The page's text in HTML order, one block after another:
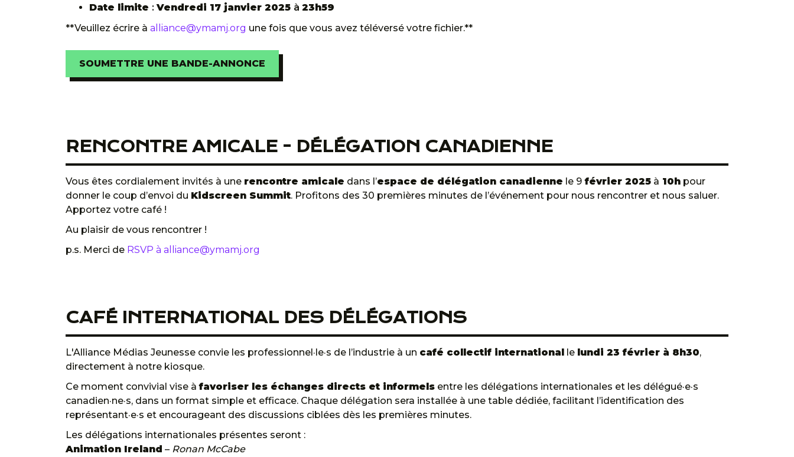
Date limite :Vendredi 17 janvier 2025 à 23h59
**Veuillez écrire à alliance@ymamj.org une fois que vous avez téléversé votre fichier.**
SOUMETTRE UNE BANDE-ANNONCE
RENCONTRE AMICALE - DÉLÉGATION CANADIENNE
Vous êtes cordialement invités à une rencontre amicale dans l’espace de délégation canadienne le 9 février 2025 à 10h pour
donner le coup d’envoi du Kidscreen Summit. Profitons des 30 premières minutes de l’événement pour nous rencontrer et nous saluer.
Apportez votre café !
Au plaisir de vous rencontrer !
p.s. Merci de RSVP à alliance@ymamj.org
CAFÉ INTERNATIONAL DES DÉLÉGATIONS
L'Alliance Médias Jeunesse convie les professionnel·le·s de l’industrie à un café collectif international le lundi 23 février à 8h30,
directement à notre kiosque.
Ce moment convivial vise àfavoriser les échanges directs et informels entre les délégations internationales et les délégué·e·s
canadien·ne·s, dans un format simple et efficace. Chaque délégation sera installée à une table dédiée, facilitant l’identification des
représentant·e·s et encourageant des discussions ciblées dès les premières minutes.
Les délégations internationales présentes seront :
Animation Ireland – Ronan McCabe